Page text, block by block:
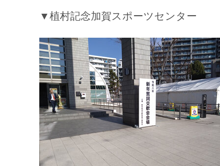
▼植村記念加賀スポーツセンター